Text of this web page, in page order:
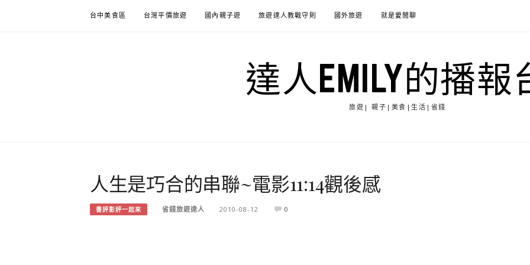
台中美食區 台灣平價旅遊 國內親子遊 旅遊達人教戰守則 國外旅遊 就是愛閒聊
達人EMILY的播報
旅遊| 親子|美食|生活|省錢
人生是巧合的串聯~電影11:14觀後感
書評影評一起來 省錢旅遊達人 2010-08-12 0